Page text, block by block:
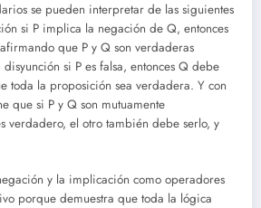
se pueden interpretar de las siguientes
si P implica la negación de Q, entonces
que P y Q son verdaderas
disyunción si P es falsa, entonces Q debe
toda la proposición sea verdadera. Y con
que si P y Q son mutuamente
verdadero, el otro también debe serlo, y
y la implicación como operadores
porque demuestra que toda la lógica